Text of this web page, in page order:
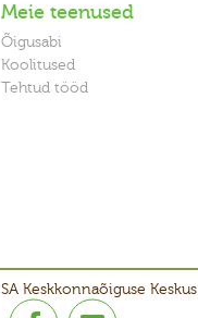
Meie teenused
Õigusabi
Koolitused
Tehtud tööd
SA Keskkonnaõiguse Keskus